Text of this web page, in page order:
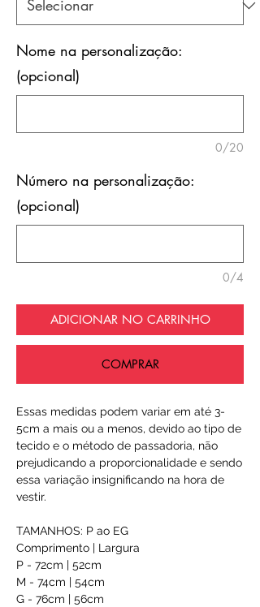
Nome na personalização:
(opcional)
0/20
Número na personalização:
(opcional)
0/4
ADICIONAR NO CARRINHO
COMPRAR
Essas medidas podem variar em até 3-
5cm a mais ou a menos, devido ao tipo de
tecido e o método de passadoria, não
prejudicando a proporcionalidade e sendo
essa variação insignificando na hora de
vestir.
TAMANHOS: P ao EG
Comprimento | Largura
P - 72cm | 52cm
M - 74cm | 54cm
G - 76cm | 56cm